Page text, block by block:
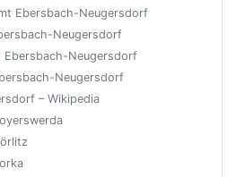
Ebersbach-Neugersdorf
Neugersdorf
Ebersbach-Neugersdorf
Neugersdorf
– Wikipedia